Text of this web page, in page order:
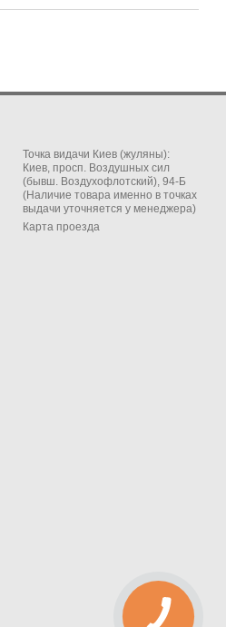
Точка видачи Киев (жуляны):
Киев, просп. Воздушных сил
(бывш. Воздухофлотский), 94-Б
(Наличие товара именно в точках
выдачи уточняется у менеджера)
Карта проезда